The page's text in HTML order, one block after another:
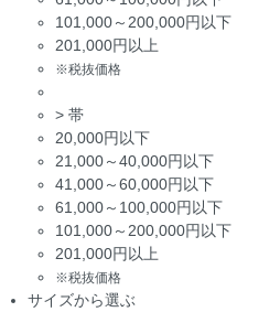
101,000～200,000円以下
201,000円以上
※税抜価格
> 帯
20,000円以下
21,000～40,000円以下
41,000～60,000円以下
61,000～100,000円以下
101,000～200,000円以下
201,000円以上
※税抜価格
サイズから選ぶ